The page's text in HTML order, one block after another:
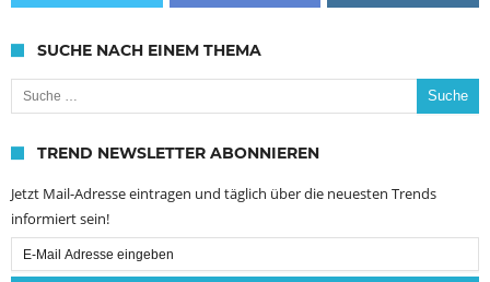
SUCHE NACH EINEM THEMA
Suche nach:
TREND NEWSLETTER ABONNIEREN
Jetzt Mail-Adresse eintragen und täglich über die neuesten Trends
informiert sein!
Email
Subscription